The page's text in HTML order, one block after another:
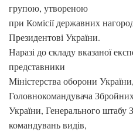
групою, утвореною
при Комісії державних
Президентові України.
Наразі до складу вказаної
представники
Міністерства оборони
Головнокомандувача
України, Генерального
командувань видів,